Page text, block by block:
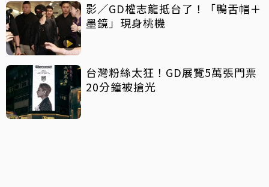
影／GD權志龍抵台了！「鴨舌帽＋
墨鏡」現身桃機
台灣粉絲太狂！GD展覽5萬張門票
20分鐘被搶光